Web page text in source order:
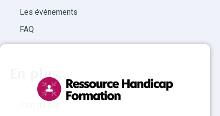
Les événements
FAQ
En plus...
Plan du site